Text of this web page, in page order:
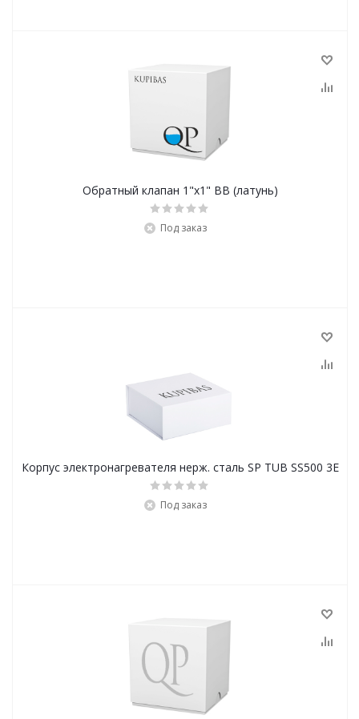
Обратный клапан 1"х1" ВВ (латунь)
Под заказ
Корпус электронагревателя нерж. сталь SP TUB SS500 3E
Под заказ